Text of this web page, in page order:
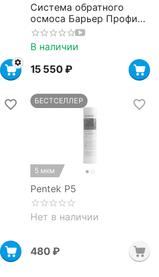
Система обратного
осмоса Барьер Профи
Осмо 100
В наличии
15 550 ₽
5 мкм
БЕСТСЕЛЛЕР
Pentek P5
Нет в наличии
‍480‍ ₽